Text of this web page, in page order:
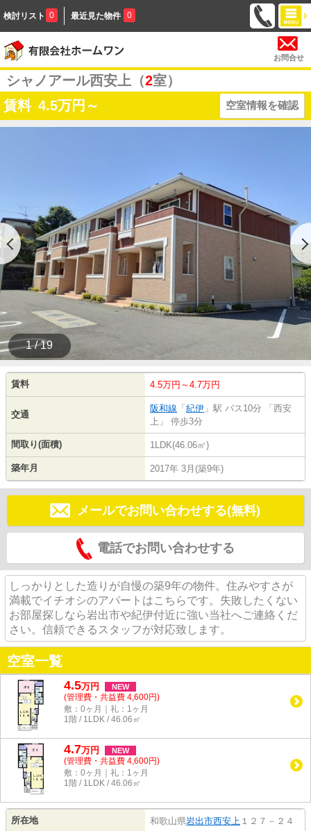
検討リスト 0 最近見た物件 0
お問合せ
シャノアール西安上（2室）
賃料 4.5万円～ 空室情報を確認
1 / 19
賃料 4.5万円～4.7万円
交通
阪和線 「 紀伊 」駅 バス10分 「西安
上」 停歩3分
間取り(面積) 1LDK(46.06㎡)
築年月 2017年 3月(築9年)
メールでお問い合わせする(無料)
電話でお問い合わせする
しっかりとした造りが自慢の築9年の物件。住みやすさが
満載でイチオシのアパートはこちらです。失敗したくない
お部屋探しなら岩出市や紀伊付近に強い当社へご連絡くだ
さい。信頼できるスタッフが対応致します。
空室一覧
4.5万円 NEW
(管理費・共益費 4,600円)
敷：0ヶ月｜礼：1ヶ月
1階 / 1LDK / 46.06㎡
4.7万円 NEW
(管理費・共益費 4,600円)
敷：0ヶ月｜礼：1ヶ月
1階 / 1LDK / 46.06㎡
所在地 和歌山県岩出市西安上 １２７－２４